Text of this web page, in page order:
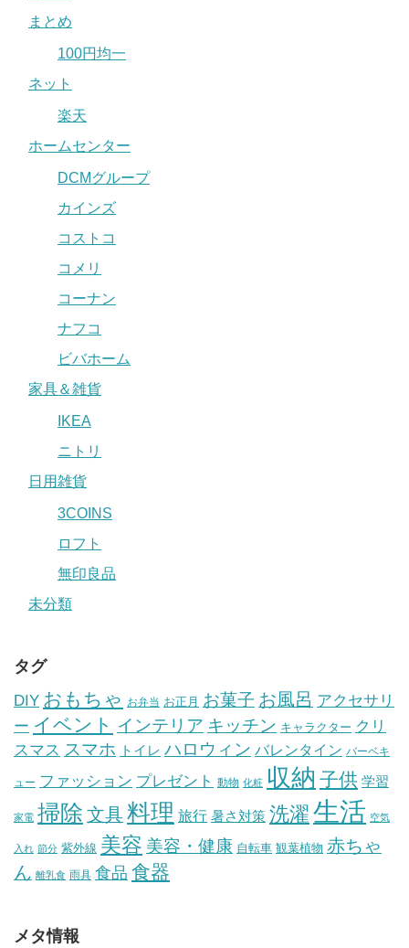
まとめ
100円均一
ネット
楽天
ホームセンター
DCMグループ
カインズ
コストコ
コメリ
コーナン
ナフコ
ビバホーム
家具＆雑貨
IKEA
ニトリ
日用雑貨
3COINS
ロフト
無印良品
未分類
タグ
DIY おもちゃ お弁当 お正月 お菓子 お風呂 アクセサリ
ー イベント インテリア キッチン キャラクター クリ
スマス スマホ トイレ ハロウィン バレンタイン バーベキ
ュー ファッション プレゼント 動物 化粧 収納 子供 学習
家電 掃除 文具料理 旅行 暑さ対策 洗濯 生活 空気
入れ 節分 紫外線 美容 美容・健康 自転車 観葉植物 赤ちゃ
ん 離乳食 雨具 食品 食器
メタ情報